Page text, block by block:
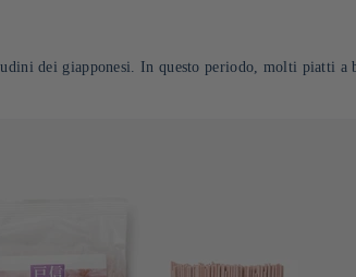
dei giapponesi. In questo periodo, molti piatti a